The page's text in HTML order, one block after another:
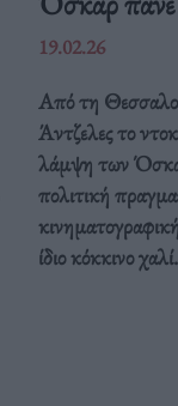
19.02.26
Από τη
Άντζελες το
λάμψη των
πολιτική
ίδιο κόκκινο χαλί.